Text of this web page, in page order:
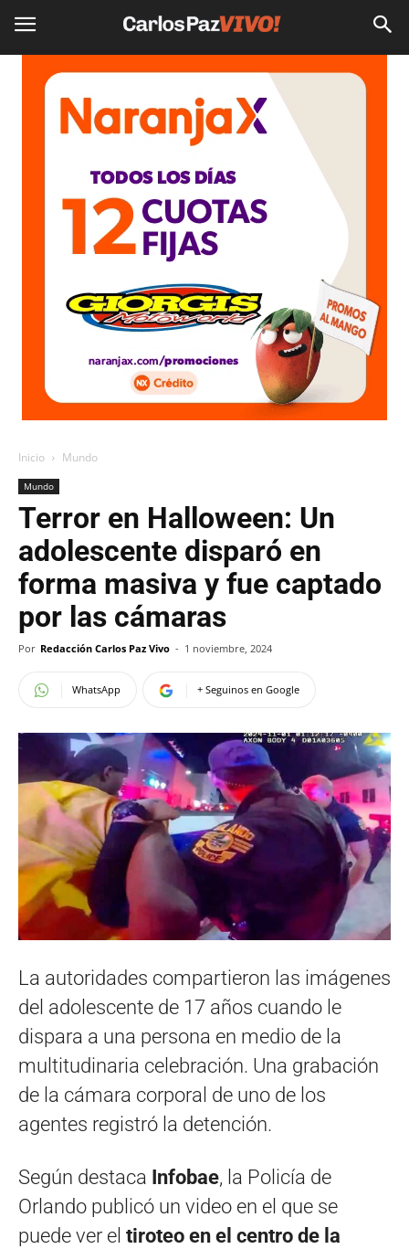
Inicio Mundo
Mundo
Terror en Halloween: Un
adolescente disparó en
forma masiva y fue captado
por las cámaras
Por Redacción Carlos Paz Vivo - 1 noviembre, 2024
WhatsApp + Seguinos en Google
La autoridades compartieron las imágenes
del adolescente de 17 años cuando le
dispara a una persona en medio de la
multitudinaria celebración. Una grabación
de la cámara corporal de uno de los
agentes registró la detención.
Según destaca Infobae, la Policía de
Orlando publicó un video en el que se
puede ver el tiroteo en el centro de la